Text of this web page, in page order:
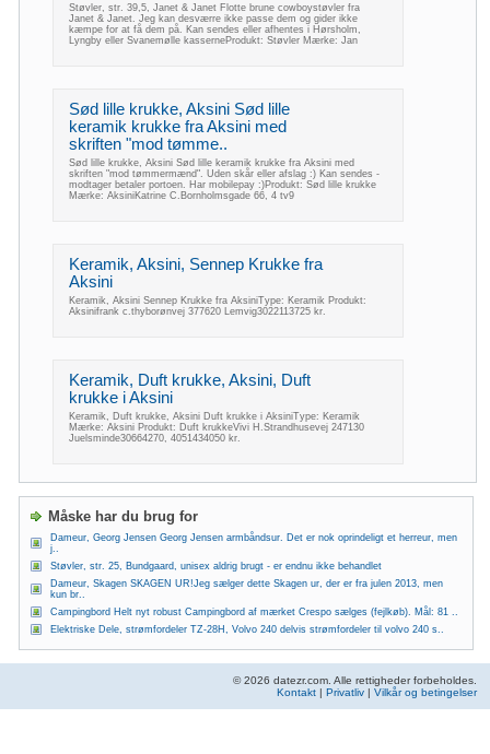
Støvler, str. 39,5, Janet & Janet Flotte brune cowboystøvler fra
Janet & Janet. Jeg kan desværre ikke passe dem og gider ikke
kæmpe for at få dem på. Kan sendes eller afhentes i Hørsholm,
Lyngby eller Svanemølle kasserneProdukt: Støvler Mærke: Jan
Sød lille krukke, Aksini Sød lille
keramik krukke fra Aksini med
skriften "mod tømme..
Sød lille krukke, Aksini Sød lille keramik krukke fra Aksini med
skriften "mod tømmermænd". Uden skår eller afslag :) Kan sendes -
modtager betaler portoen. Har mobilepay :)Produkt: Sød lille krukke
Mærke: AksiniKatrine C.Bornholmsgade 66, 4 tv9
Keramik, Aksini, Sennep Krukke fra
Aksini
Keramik, Aksini Sennep Krukke fra AksiniType: Keramik Produkt:
Aksinifrank c.thyborønvej 377620 Lemvig3022113725 kr.
Keramik, Duft krukke, Aksini, Duft
krukke i Aksini
Keramik, Duft krukke, Aksini Duft krukke i AksiniType: Keramik
Mærke: Aksini Produkt: Duft krukkeVivi H.Strandhusevej 247130
Juelsminde30664270, 4051434050 kr.
Måske har du brug for
Dameur, Georg Jensen Georg Jensen armbåndsur. Det er nok oprindeligt et herreur, men
j..
Støvler, str. 25, Bundgaard, unisex aldrig brugt - er endnu ikke behandlet
Dameur, Skagen SKAGEN UR!Jeg sælger dette Skagen ur, der er fra julen 2013, men
kun br..
Campingbord Helt nyt robust Campingbord af mærket Crespo sælges (fejlkøb). Mål: 81 ..
Elektriske Dele, strømfordeler TZ-28H, Volvo 240 delvis strømfordeler til volvo 240 s..
© 2026 datezr.com. Alle rettigheder forbeholdes.
Kontakt | Privatliv | Vilkår og betingelser